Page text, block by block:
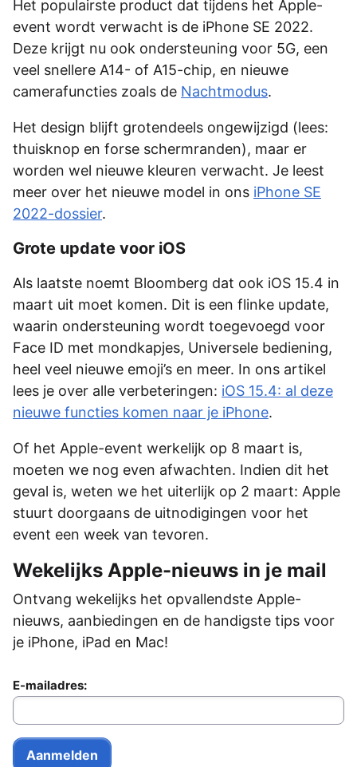
Het populairste product dat tijdens het Apple-
event wordt verwacht is de iPhone SE 2022.
Deze krijgt nu ook ondersteuning voor 5G, een
veel snellere A14- of A15-chip, en nieuwe
camerafuncties zoals de Nachtmodus.
Het design blijft grotendeels ongewijzigd (lees:
thuisknop en forse schermranden), maar er
worden wel nieuwe kleuren verwacht. Je leest
meer over het nieuwe model in ons iPhone SE
2022-dossier.
Grote update voor iOS
Als laatste noemt Bloomberg dat ook iOS 15.4 in
maart uit moet komen. Dit is een flinke update,
waarin ondersteuning wordt toegevoegd voor
Face ID met mondkapjes, Universele bediening,
heel veel nieuwe emoji’s en meer. In ons artikel
lees je over alle verbeteringen: iOS 15.4: al deze
nieuwe functies komen naar je iPhone.
Of het Apple-event werkelijk op 8 maart is,
moeten we nog even afwachten. Indien dit het
geval is, weten we het uiterlijk op 2 maart: Apple
stuurt doorgaans de uitnodigingen voor het
event een week van tevoren.
Wekelijks Apple-nieuws in je mail
Ontvang wekelijks het opvallendste Apple-
nieuws, aanbiedingen en de handigste tips voor
je iPhone, iPad en Mac!
E-mailadres: